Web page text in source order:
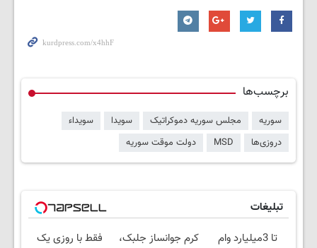
برچسب‌ها
سوریه مجلس سوریه دموکراتیک سویدا
سویداء
دروزی‌ها
MSD دولت موقت سوریه
تبلیغات
تا 3میلیارد وام
کرم جوانساز جلبک،
فقط با روزی یک